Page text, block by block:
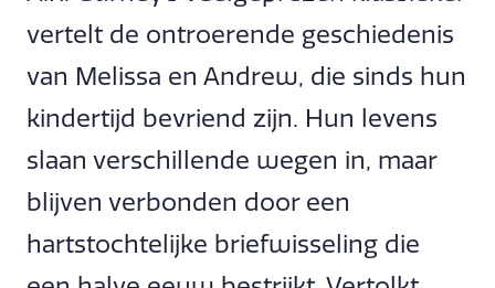
vertelt de ontroerende geschiedenis
van Melissa en Andrew, die sinds hun
kindertijd bevriend zijn. Hun levens
slaan verschillende wegen in, maar
blijven verbonden door een
hartstochtelijke briefwisseling die